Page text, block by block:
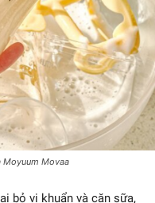
Movaa
bỏ vi khuẩn và cặn sữa,